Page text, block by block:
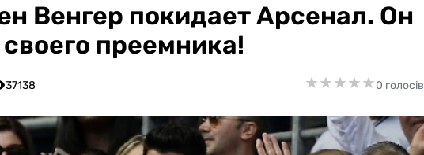
Венгер покидает Арсенал. Он
преемника!
37138 ★★★★★
★★★★★0 голосів